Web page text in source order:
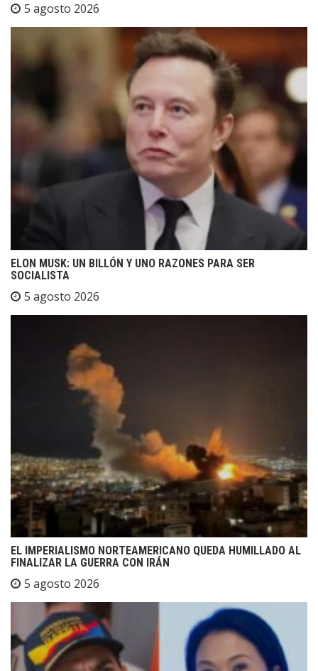
5 agosto 2026
ELON MUSK: UN BILLÓN Y UNO RAZONES PARA SER
SOCIALISTA
5 agosto 2026
EL IMPERIALISMO NORTEAMERICANO QUEDA HUMILLADO AL
FINALIZAR LA GUERRA CON IRÁN
5 agosto 2026